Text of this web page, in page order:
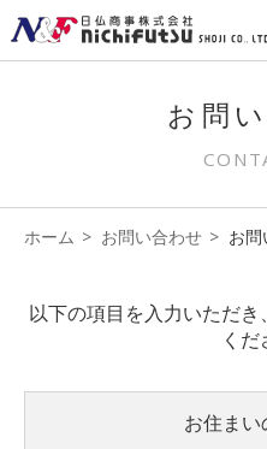
お問
ホーム お問い合わせ お問
以下の項目を入力いただ
くだ
お住ま